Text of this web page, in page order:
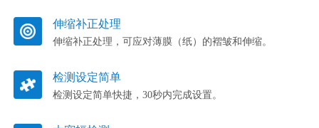
伸缩补正处理
伸缩补正处理，可应对薄膜（纸）的褶皱和伸缩。
检测设定简单
检测设定简单快捷，30秒内完成设置。